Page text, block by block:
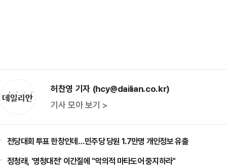
허찬영 기자 (hcy@dailian.co.kr)
기사 모아 보기 >
전당대회 투표 한창인데…민주당 당원 1.7만명 개인정보 유출
정청래, '명청대전' 이간질에 "악의적 마타도어 중지하라"